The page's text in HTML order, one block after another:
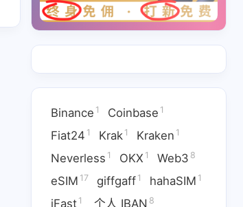
汇丰银行1
英国银行 菲律宾号卡1
一月 2026
1篇
Binance 1 Coinbase 1
Fiat24 1 Krak 1 Kraken 1
Neverless 1 OKX 1 Web3 8
eSIM 17 giffgaff 1 hahaSIM 1
iFast 1 个人 IBAN 8